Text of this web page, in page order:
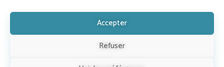
Accepter
Refuser